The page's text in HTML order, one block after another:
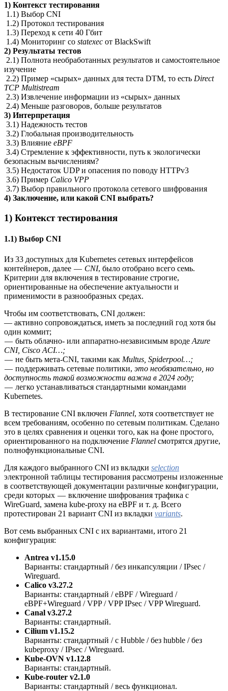
1) Контекст тестирования
1.1) Выбор CNI
1.2) Протокол тестирования
1.3) Переход к сети 40 Гбит
1.4) Мониторинг со statexec от BlackSwift
2) Результаты тестов
2.1) Полнота необработанных результатов и самостоятельное
изучение
2.2) Пример «сырых» данных для теста DTM, то есть Direct
TCP Multistream
2.3) Извлечение информации из «сырых» данных
2.4) Меньше разговоров, больше результатов
3) Интерпретация
3.1) Надежность тестов
3.2) Глобальная производительность
3.3) Влияние eBPF
3.4) Стремление к эффективности, путь к экологически
безопасным вычислениям?
3.5) Недостаток UDP и опасения по поводу HTTPv3
3.6) Пример Calico VPP
3.7) Выбор правильного протокола сетевого шифрования
4) Заключение, или какой CNI выбрать?
1) Контекст тестирования
1.1) Выбор CNI
Из 33 доступных для Kubernetes сетевых интерфейсов
контейнеров, далее — CNI, было отобрано всего семь.
Критерии для включения в тестирование строгие,
ориентированные на обеспечение актуальности и
применимости в разнообразных средах.
Чтобы им соответствовать, CNI должен:
— активно сопровождаться, иметь за последний год хотя бы
один коммит;
— быть облачно- или аппаратно-независимым вроде Azure
CNI, Cisco ACI…;
— не быть мета-CNI, такими как Multus, Spiderpool…;
— поддерживать сетевые политики, это необязательно, но
доступность такой возможности важна в 2024 году;
— легко устанавливаться стандартными командами
Kubernetes.
В тестирование CNI включен Flannel, хотя соответствует не
всем требованиям, особенно по сетевым политикам. Сделано
это в целях сравнения и оценки того, как на фоне простого,
ориентированного на подключение Flannel смотрятся другие,
полнофункциональные CNI.
Для каждого выбранного CNI из вкладки selection
электронной таблицы тестирования рассмотрены изложенные
в соответствующей документации различные конфигурации,
среди которых — включение шифрования трафика с
WireGuard, замена kube-proxy на eBPF и т. д. Всего
протестирован 21 вариант CNI из вкладки variants.
Вот семь выбранных CNI с их вариантами, итого 21
конфигурация:
Antrea v1.15.0
Варианты: стандартный / без инкапсуляции / IPsec /
Wireguard.
Calico v3.27.2
Варианты: стандартный / eBPF / Wireguard /
eBPF+Wireguard / VPP / VPP IPsec / VPP Wireguard.
Canal v3.27.2
Варианты: стандартный.
Cilium v1.15.2
Варианты: стандартный / с Hubble / без hubble / без
kubeproxy / IPsec / Wireguard.
Kube-OVN v1.12.8
Варианты: стандартный.
Kube-router v2.1.0
Варианты: стандартный / весь функционал.